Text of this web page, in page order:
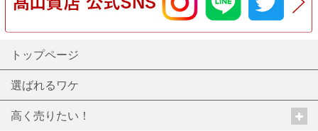
トップページ
選ばれるワケ
高く売りたい！